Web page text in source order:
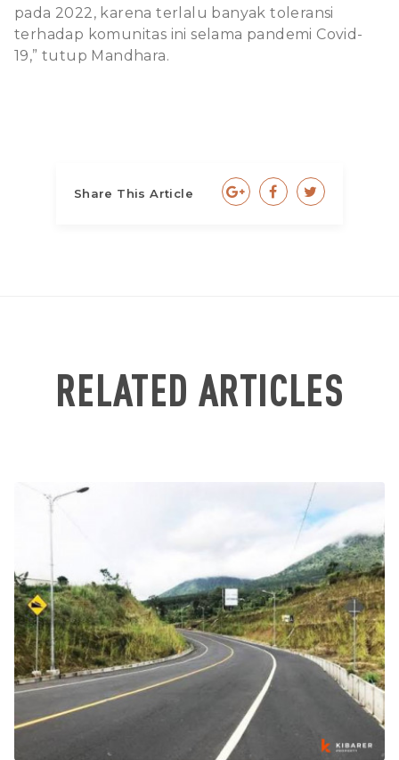
pada 2022, karena terlalu banyak toleransi
terhadap komunitas ini selama pandemi Covid-
19,” tutup Mandhara.
Share This Article
RELATED ARTICLES